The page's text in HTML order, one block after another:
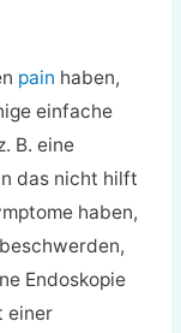
pain haben,
einfache
B. eine
das nicht hilft
haben,
Endoskopie
einer